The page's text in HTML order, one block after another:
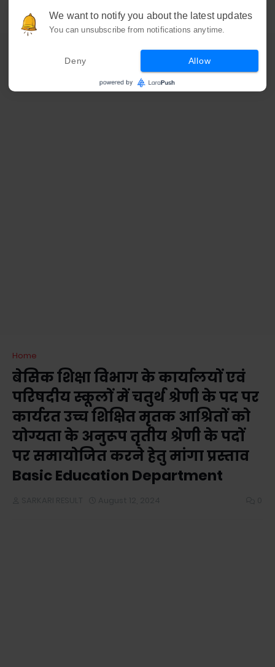
Home
बेसिक शिक्षा विभाग के कार्यालयों एवं
परिषदीय स्कूलों में चतुर्थ श्रेणी के पद पर
कार्यरत उच्च शिक्षित मृतक आश्रितों को
योग्यता के अनुरूप तृतीय श्रेणी के पदों
पर समायोजित करने हेतु मांगा प्रस्ताव
Basic Education Department
We want to notify you about the latest updates
You can unsubscribe from notifications anytime.
Deny Allow